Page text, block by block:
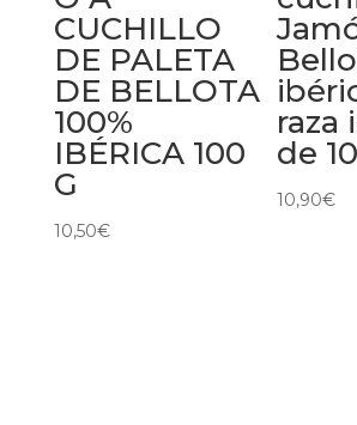
CUCHILLO
DE PALETA
DE BELLOTA
100%
IBÉRICA 100
G
10,50€
raza
de
10,90€